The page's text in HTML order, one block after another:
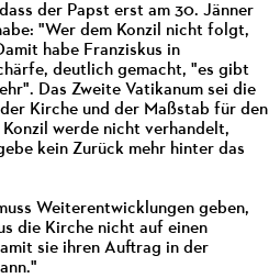
der Papst erst am 30. Jänner
"Wer dem Konzil nicht folgt,
habe Franziskus in
deutlich gemacht, "es gibt
Das Zweite Vatikanum sei die
Kirche und der Maßstab für den
werde nicht verhandelt,
kein Zurück mehr hinter das
Weiterentwicklungen geben,
die Kirche nicht auf einen
sie ihren Auftrag in der